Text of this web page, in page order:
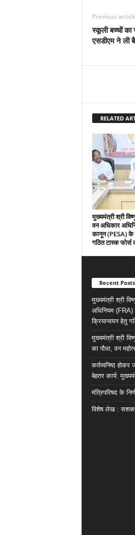
Previous
स्कूली बच्चों
एसडीएम ने ली
RELATED
मुख्यमंत्री श्री
वन अधिकार
कानून (PESA) के
गठित टास्क फोर्स
Recent Posts
मुख्यमंत्री श्री
अधिनियम (FRA)
क्रियान्वयन हेतु
मुख्यमंत्री श्री
का पौधा, वन
कर्तव्यनिष्ठ
बेहतर कार्य:
मंत्रिपरिषद के
विशेष लेख : सशक्त